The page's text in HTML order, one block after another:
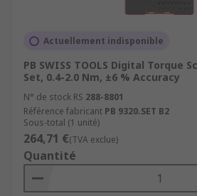
Actuellement indisponible
PB SWISS TOOLS Digital Torque
Set, 0.4-2.0 Nm, ±6 % Accuracy
N° de stock RS 288-8801
Référence fabricant PB 9320.SET B2
Sous-total (1 unité)
264,71 €(TVA exclue)
Quantité